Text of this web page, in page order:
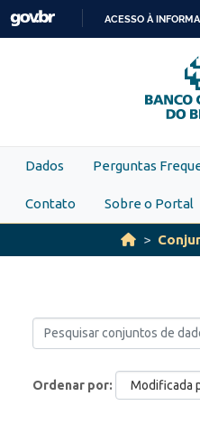
Skip to main content
ACESSO À
Dados Perguntas
Contato Sobre o Portal
Ordenar por